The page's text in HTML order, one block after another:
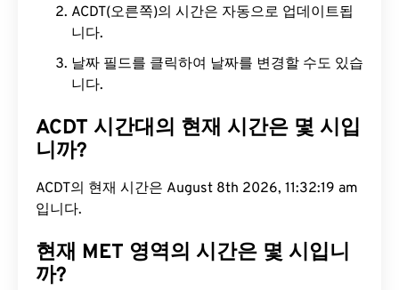
ACDT(오른쪽)의 시간은 자동으로 업데이트됩
니다.
날짜 필드를 클릭하여 날짜를 변경할 수도 있습
니다.
ACDT 시간대의 현재 시간은 몇 시입
니까?
ACDT의 현재 시간은 August 8th 2026, 11:32:20 am
입니다.
현재 MET 영역의 시간은 몇 시입니
까?